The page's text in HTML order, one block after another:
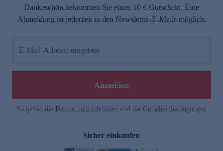
Dankeschön bekommen Sie einen 10 € Gutschein. Eine
Abmeldung ist jederzeit in den Newsletter-E-Mails möglich.
E-Mail-Adresse eingeben
Anmelden
Es gelten die Datenschutzrichtlinien und die Gutscheinbedingungen
Sicher einkaufen